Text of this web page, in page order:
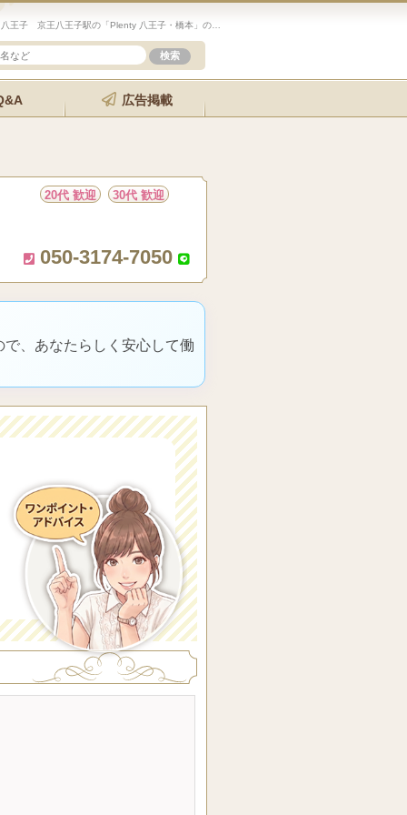
広告掲載
20代 歓迎 30代 歓迎
050-3174-7050
、あなたらしく安心して働